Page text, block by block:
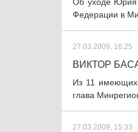
Федерации в
27.03.2009, 16:25
ВИКТОР
Из 11
глава
27.03.2009, 15:33